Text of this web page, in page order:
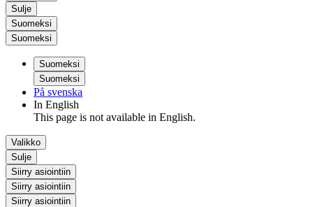
Sulje
Suomeksi
Suomeksi
Suomeksi
Suomeksi
På svenska
In English
This page is not available in English.
Valikko
Sulje
Siirry asiointiin
Siirry asiointiin
Siirry asiointiin